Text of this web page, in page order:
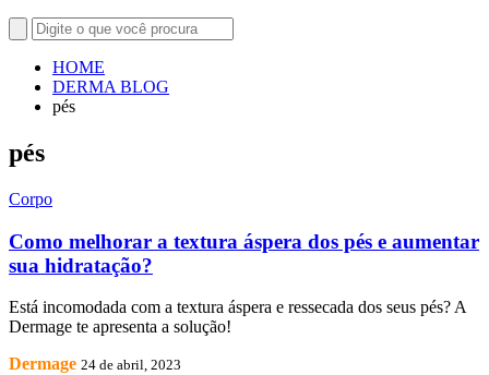
HOME
DERMA BLOG
pés
pés
Corpo
Como melhorar a textura áspera dos pés e aumentar
sua hidratação?
Está incomodada com a textura áspera e ressecada dos seus pés? A
Dermage te apresenta a solução!
Dermage 24 de abril, 2023